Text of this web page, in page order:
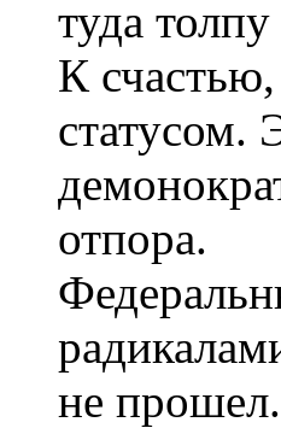
туда
К
статусом.
отпора.
не прошел.